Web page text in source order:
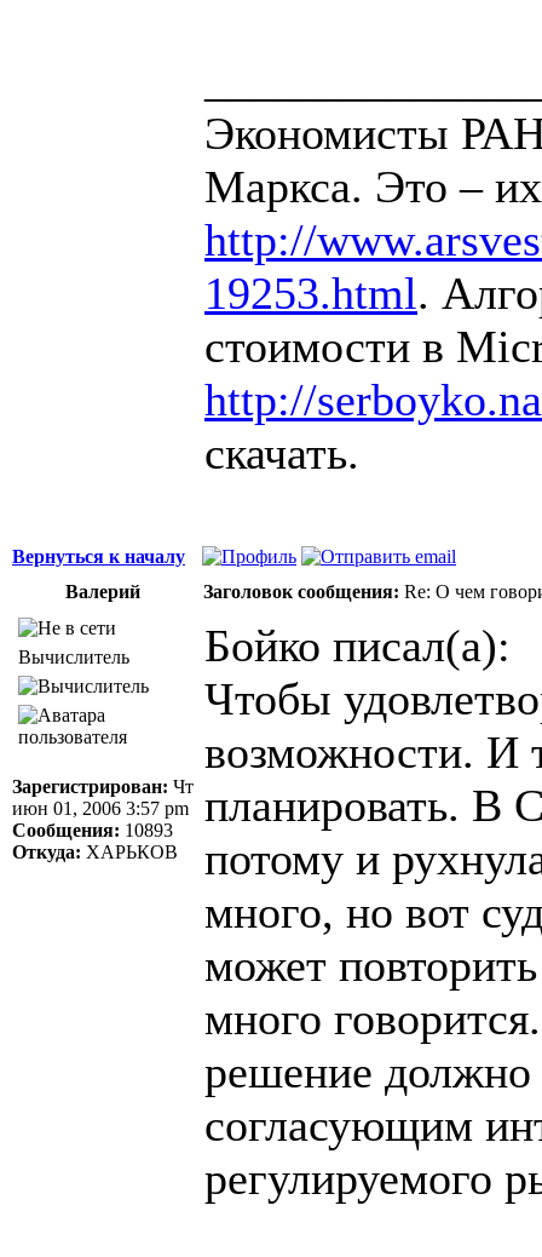
Экономисты
Маркса. Это –
http://
19253.html.
стоимости в
http://
скачать.
Вернуться к началу
Валерий
Заголовок сообщения: Re: О чем
Вычислитель
Зарегистрирован: Чт
июн 01, 2006 3:57 pm
Сообщения: 10893
Откуда: ХАРЬКОВ
Бойко писал(а):
Чтобы
возможности. И
планировать. В
потому и
много, но вот
может
много
решение
согласующим
регулируемого